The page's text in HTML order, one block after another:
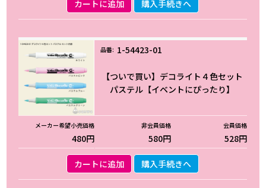
カートに追加 購入手続きへ
1-54423-01
【ついで買い】デコライト４色セット
パステル【イベントにぴったり】
480円 580円 528円
カートに追加 購入手続きへ